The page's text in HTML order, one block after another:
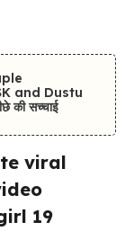
and Dustu
की सच्चाई
viral
19